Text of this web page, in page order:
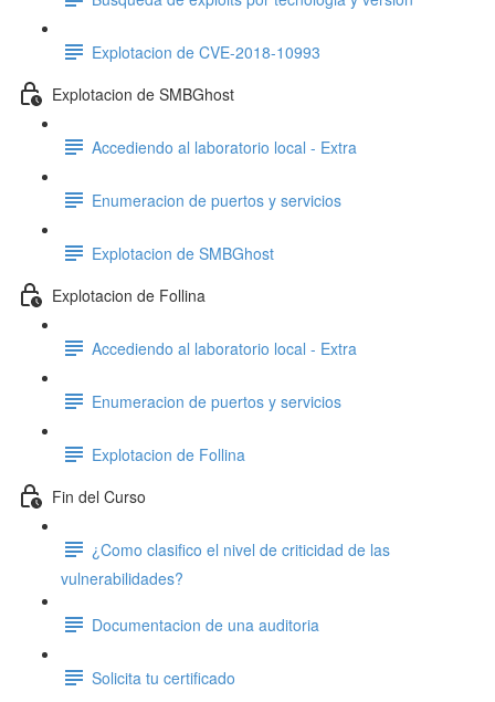
Explotacion de CVE-2018-10993
Explotacion de SMBGhost
Accediendo al laboratorio local - Extra
Enumeracion de puertos y servicios
Explotacion de SMBGhost
Explotacion de Follina
Accediendo al laboratorio local - Extra
Enumeracion de puertos y servicios
Explotacion de Follina
Fin del Curso
¿Como clasifico el nivel de criticidad de las
vulnerabilidades?
Documentacion de una auditoria
Solicita tu certificado